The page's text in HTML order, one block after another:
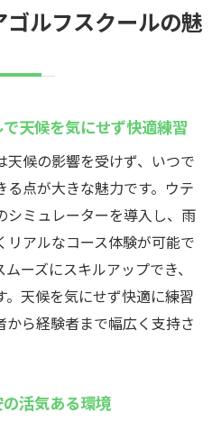
クールで初心者も安心し
備で効率的なスキルアッ
のペースで継続練習が可
対応で遠方利用もスムー
ら仲間作りも楽しめる環
ルフスクールの魅
天候を気にせず快適練習
候の影響を受けず、いつで
点が大きな魅力です。ウテ
シミュレーターを導入し、雨
アルなコース体験が可能で
ーズにスキルアップでき、
天候を気にせず快適に練習
ら経験者まで幅広く支持さ
活気ある環境